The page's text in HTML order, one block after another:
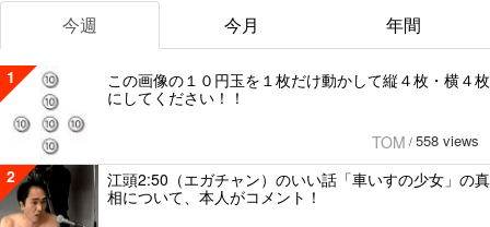
今週 今月 年間
1
この画像の１０円玉を１枚だけ動かして縦４枚・横４枚
にしてください！！
TOM / 558 views
2
江頭2:50（エガチャン）のいい話「車いすの少女」の真
相について、本人がコメント！